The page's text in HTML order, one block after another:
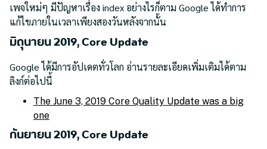
เพจใหม่ๆ มีปัญหาเรื่อง index อย่างไรก็ตาม Google ได้ทำการ
แก้ไขภายในเวลาเพียงสองวันหลังจากนั้น
มิถุนายน 2019, Core Update
Google ได้มีการอัปเดตทั่วโลก อ่านรายละเอียดเพิ่มเติมได้ตาม
ลิงก์ต่อไปนี้
The June 3, 2019 Core Quality Update was a big
one
กันยายน 2019, Core Update